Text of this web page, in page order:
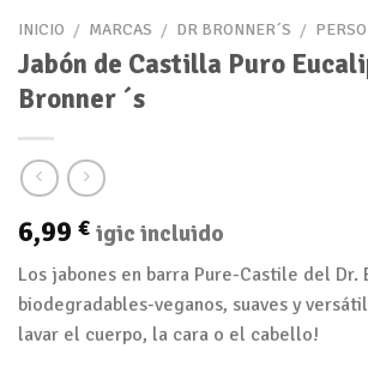
INICIO / MARCAS / DR BRONNER´S /
Jabón de Castilla Puro
Bronner ´s
6,99 € igic incluido
Los jabones en barra Pure-Castile del Dr.
biodegradables-veganos, suaves y
lavar el cuerpo, la cara o el cabello!